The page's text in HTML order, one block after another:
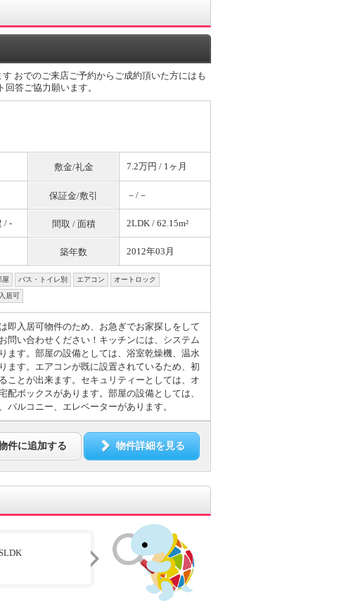
おでのご来店ご予約からご成約頂いた方にはも
答ご協力願います。
敷金/礼金 7.2万円 / 1ヶ月
保証金/敷引 －/－
/ - 間取 / 面積 2LDK / 62.15m²
築年数 2012年03月
屋 バス・トイレ別 エアコン オートロック
居可
即入居可物件のため、お急ぎでお家探しをして
問い合わせください！キッチンには、システム
ます。部屋の設備としては、浴室乾燥機、温水
ます。エアコンが既に設置されているため、初
ことが出来ます。セキュリティーとしては、オ
配ボックスがあります。部屋の設備としては、
バルコニー、エレベーターがあります。
件に追加する 物件詳細を見る